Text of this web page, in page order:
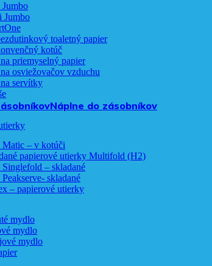
Jumbo
toaletný papier
kotúč
priemyselný papier
osviežovačov vzduchu
servítky
Náplne do zásobníkov
– v kotúči
papierové utierky Multifold (H2)
– skladané
skladané
– papierové utierky
mydlo
mydlo
mydlo